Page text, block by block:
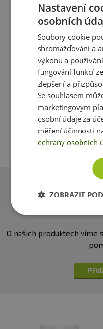
Počet dávek v balení:30
Minimální trvanlivost:
Upozornění:Doplněk
sportovce. Není
doporučené denní
dětí! Není vhodné pro
Skladujte v suchu a při
přímému slunečnímu
Výrobce neručí za vady
a použitím.
Upozornění pro alergiky:
Recenze
Máte s produktem
pomozte tak ostatním
Přidat
O našich produktech víme
Nastavení
osobních
Soubory cookie
shromažďování a
výkonu a
fungování funkcí
zlepšení a
Se souhlasem
marketingovým
osobní údaje za
měření účinnosti
ochrany osobních
ZOBRAZIT